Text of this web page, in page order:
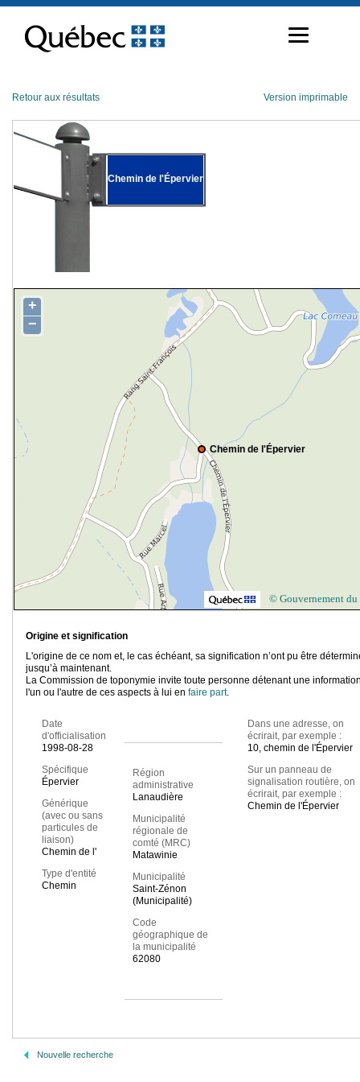
contenu
Retour aux résultats Version imprimable
Chemin de l'Épervier
Chemin de l'Épervier
+
−
© Gouvernement du
Origine et signification
L'origine de ce nom et, le cas échéant, sa signification n’ont pu être
jusqu’à maintenant.
La Commission de toponymie invite toute personne détenant une
l'un ou l'autre de ces aspects à lui en faire part.
Date
d'officialisation
1998-08-28
Spécifique
Épervier
Générique
(avec ou sans
particules de
liaison)
Chemin de l'
Type d'entité
Chemin
Région
administrative
Lanaudière
Municipalité
régionale de
comté (MRC)
Matawinie
Municipalité
Saint-Zénon
(Municipalité)
Code
géographique de
la municipalité
62080
Dans une adresse, on
écrirait, par exemple :
10, chemin de l'Épervier
Sur un panneau de
signalisation routière, on
écrirait, par exemple :
Chemin de l'Épervier
Nouvelle recherche